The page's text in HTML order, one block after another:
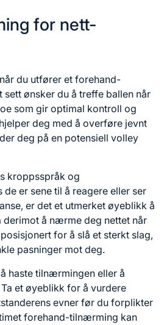
for nett-
du utfører et forehand-
ønsker du å treffe ballen når
som gir optimal kontroll og
deg med å overføre jevnt
deg på en potensiell volley
kroppsspråk og
er sene til å reagere eller ser
er det et utmerket øyeblikk å
å nærme deg nettet når
for å slå et sterkt slag,
pasninger mot deg.
haste tilnærmingen eller å
et øyeblikk for å vurdere
evner før du forplikter
forehand-tilnærming kan